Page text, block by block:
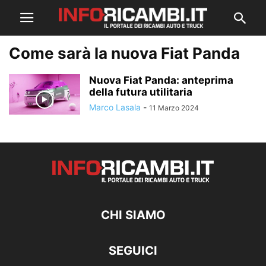
Come sarà la nuova Fiat Panda
Nuova Fiat Panda: anteprima
della futura utilitaria
Marco Lasala - 11 Marzo 2024
CHI SIAMO
SEGUICI